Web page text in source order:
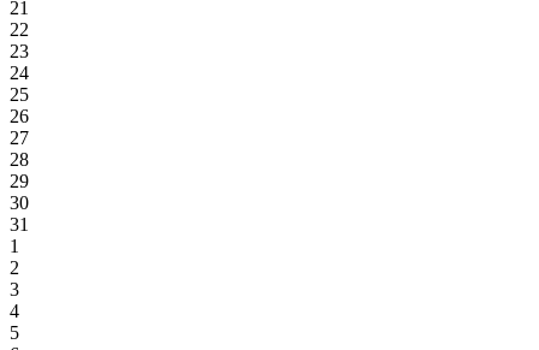
21
22
23
24
25
26
27
28
29
30
31
1
2
3
4
5